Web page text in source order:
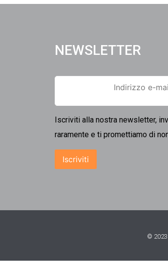
NEWSLETTER
Iscriviti alla nostra newsletter,
raramente e ti promettiamo di
© 2023